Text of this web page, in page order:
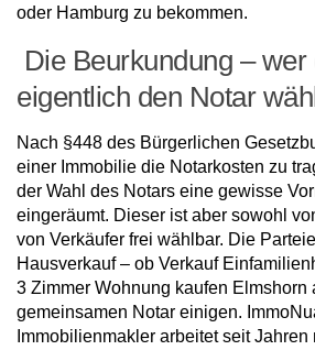
oder Hamburg zu bekommen.
Die Beurkundung – wer
eigentlich den Notar
Nach §448 des Bürgerlichen
einer Immobilie die Notarkosten zu
der Wahl des Notars eine gewisse
eingeräumt. Dieser ist aber sowohl
von Verkäufer frei wählbar. Die
Hausverkauf – ob Verkauf
3 Zimmer Wohnung kaufen Elmshorn
gemeinsamen Notar einigen.
Immobilienmakler arbeitet seit